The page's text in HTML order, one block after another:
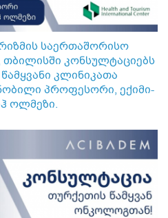
საერთაშორისო
თბილისში კონსულტაციებს
კლინიკათა
პროფესორი, ექიმი-
ოლმეზი.